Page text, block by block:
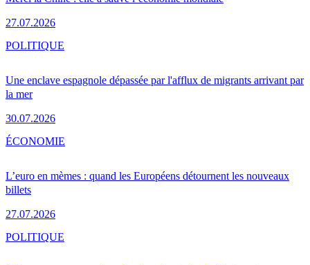
27.07.2026
Une enclave espagnole dépassée par l'afflux de migrants arrivant par
la mer
30.07.2026
POLITIQUE
L’euro en mèmes : quand les Européens détournent les nouveaux
billets
27.07.2026
ÉCONOMIE
POLITIQUE